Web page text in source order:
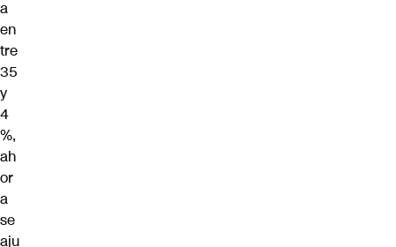
a
en
tre
35
y
4
%,
ah
or
a
se
aju